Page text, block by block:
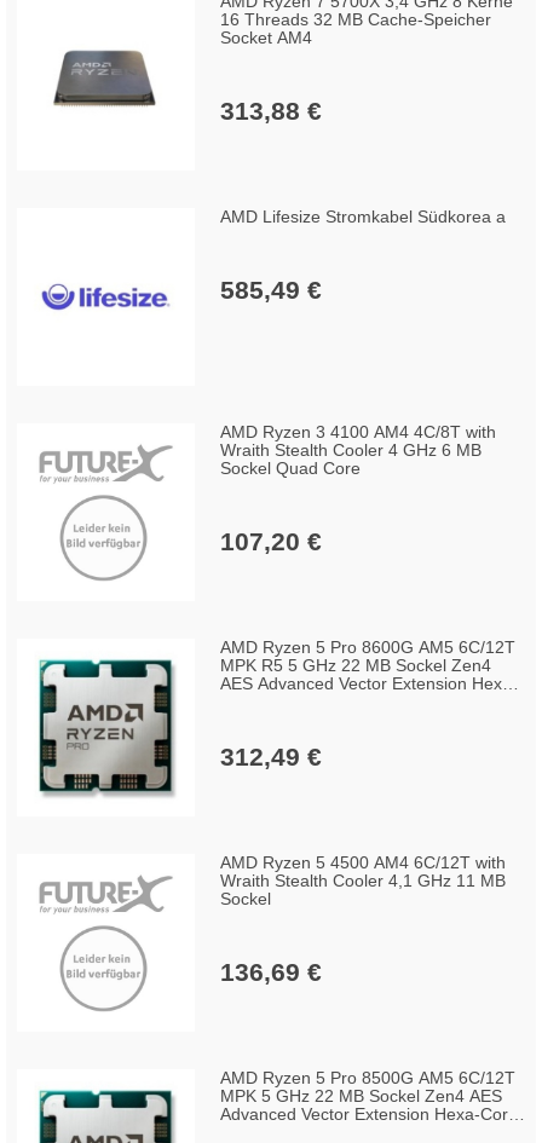
16 Threads 32 MB Cache-Speicher
Socket AM4
313,88 €
AMD Lifesize Stromkabel Südkorea a
585,49 €
AMD Ryzen 3 4100 AM4 4C/8T with
Wraith Stealth Cooler 4 GHz 6 MB
Sockel Quad Core
107,20 €
AMD Ryzen 5 Pro 8600G AM5 6C/12T
MPK R5 5 GHz 22 MB Sockel Zen4
AES Advanced Vector Extension Hexa-
312,49 €
AMD Ryzen 5 4500 AM4 6C/12T with
Wraith Stealth Cooler 4,1 GHz 11 MB
Sockel
136,69 €
AMD Ryzen 5 Pro 8500G AM5 6C/12T
MPK 5 GHz 22 MB Sockel Zen4 AES
Advanced Vector Extension Hexa-Core